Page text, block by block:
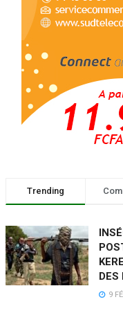
Trending
DES
9